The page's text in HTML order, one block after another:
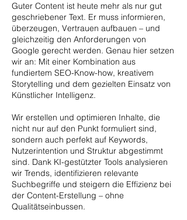
Guter Content ist heute mehr als nur gut
geschriebener Text. Er muss informieren,
überzeugen, Vertrauen aufbauen – und
gleichzeitig den Anforderungen von
Google gerecht werden. Genau hier setzen
wir an: Mit einer Kombination aus
fundiertem SEO-Know-how, kreativem
Storytelling und dem gezielten Einsatz von
Künstlicher Intelligenz.
Wir erstellen und optimieren Inhalte, die
nicht nur auf den Punkt formuliert sind,
sondern auch perfekt auf Keywords,
Nutzerintention und Struktur abgestimmt
sind. Dank KI-gestützter Tools analysieren
wir Trends, identifizieren relevante
Suchbegriffe und steigern die Effizienz bei
der Content-Erstellung – ohne
Qualitätseinbussen.